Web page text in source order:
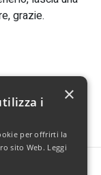
grazie.
i
per offrirti la
sito Web. Leggi
×